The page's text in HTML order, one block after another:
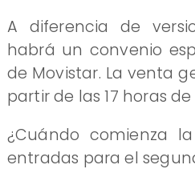
A diferencia de
habrá un convenio
de Movistar. La venta
partir de las 17 horas
¿Cuándo comienza
entradas para el